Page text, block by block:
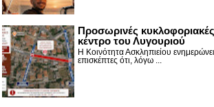
Προσωρινές
κέντρο του Λυγουριού
Η Κοινότητα Ασκληπιείου
επισκέπτες ότι, λόγω ...